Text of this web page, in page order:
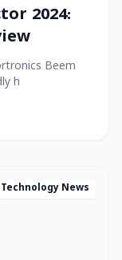
2024:
Beem
h
Technology News